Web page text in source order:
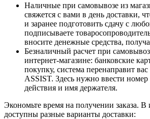
Наличные при самовывозе из
свяжется с вами в день доставки,
и заранее подготовить сдачу с
подписываете
вносите денежные средства,
Безналичный расчет при
интернет-магазине: банковские
покупку, система перенаправит
ASSIST. Здесь нужно ввести номер
действия и имя держателя.
Экономьте время на получении заказа. В
доступны разные варианты доставки: